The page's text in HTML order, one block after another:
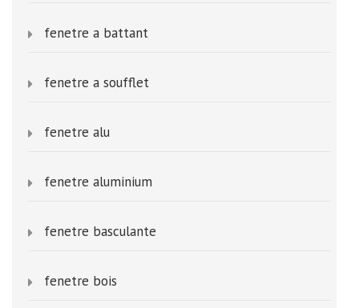
fenetre a battant
fenetre a soufflet
fenetre alu
fenetre aluminium
fenetre basculante
fenetre bois